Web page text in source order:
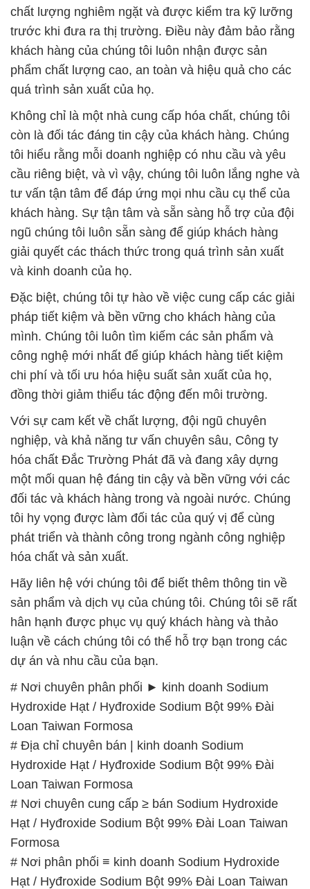
chất lượng nghiêm ngặt và được kiểm tra kỹ lưỡng
trước khi đưa ra thị trường. Điều này đảm bảo rằng
khách hàng của chúng tôi luôn nhận được sản
phẩm chất lượng cao, an toàn và hiệu quả cho các
quá trình sản xuất của họ.
Không chỉ là một nhà cung cấp hóa chất, chúng tôi
còn là đối tác đáng tin cậy của khách hàng. Chúng
tôi hiểu rằng mỗi doanh nghiệp có nhu cầu và yêu
cầu riêng biệt, và vì vậy, chúng tôi luôn lắng nghe và
tư vấn tận tâm để đáp ứng mọi nhu cầu cụ thể của
khách hàng. Sự tận tâm và sẵn sàng hỗ trợ của đội
ngũ chúng tôi luôn sẵn sàng để giúp khách hàng
giải quyết các thách thức trong quá trình sản xuất
và kinh doanh của họ.
Đặc biệt, chúng tôi tự hào về việc cung cấp các giải
pháp tiết kiệm và bền vững cho khách hàng của
mình. Chúng tôi luôn tìm kiếm các sản phẩm và
công nghệ mới nhất để giúp khách hàng tiết kiệm
chi phí và tối ưu hóa hiệu suất sản xuất của họ,
đồng thời giảm thiểu tác động đến môi trường.
Với sự cam kết về chất lượng, đội ngũ chuyên
nghiệp, và khả năng tư vấn chuyên sâu, Công ty
hóa chất Đắc Trường Phát đã và đang xây dựng
một mối quan hệ đáng tin cậy và bền vững với các
đối tác và khách hàng trong và ngoài nước. Chúng
tôi hy vọng được làm đối tác của quý vị để cùng
phát triển và thành công trong ngành công nghiệp
hóa chất và sản xuất.
Hãy liên hệ với chúng tôi để biết thêm thông tin về
sản phẩm và dịch vụ của chúng tôi. Chúng tôi sẽ rất
hân hạnh được phục vụ quý khách hàng và thảo
luận về cách chúng tôi có thể hỗ trợ bạn trong các
dự án và nhu cầu của bạn.
# Nơi chuyên phân phối ► kinh doanh Sodium
Hydroxide Hạt / Hyđroxide Sodium Bột 99% Đài
Loan Taiwan Formosa
# Địa chỉ chuyên bán | kinh doanh Sodium
Hydroxide Hạt / Hyđroxide Sodium Bột 99% Đài
Loan Taiwan Formosa
# Nơi chuyên cung cấp ≥ bán Sodium Hydroxide
Hạt / Hyđroxide Sodium Bột 99% Đài Loan Taiwan
Formosa
# Nơi phân phối ≡ kinh doanh Sodium Hydroxide
Hạt / Hyđroxide Sodium Bột 99% Đài Loan Taiwan